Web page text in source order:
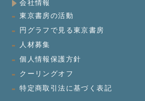
会社情報
東京書房の活動
円グラフで見る東京書房
人材募集
個人情報保護方針
クーリングオフ
特定商取引法に基づく表記